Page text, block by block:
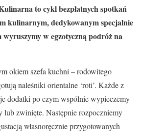
to cykl bezpłatnych spotkań
kulinarnym, dedykowanym specjalnie
wyruszymy w egzotyczną podróż na
okiem szefa kuchni – rodowitego
naleśniki orientalne ‘roti’. Każde z
dodatki po czym wspólnie wypieczemy
lub zwinięte. Następnie rozpoczniemy
własnoręcznie przygotowanych